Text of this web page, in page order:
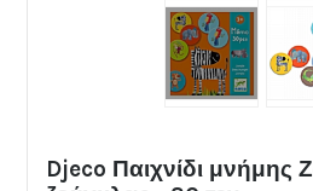
Djeco Παιχνίδι μνήμης